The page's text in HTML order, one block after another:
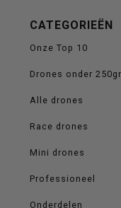
CATEGORIEËN
Onze Top 10
Drones onder
Alle drones
Race drones
Mini drones
Professioneel
Onderdelen